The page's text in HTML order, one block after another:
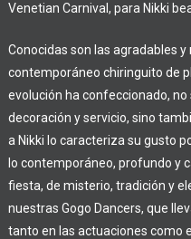
Venetian Carnival, para Nikki
Conocidas son las agradables y
contemporáneo chiringuito de
evolución ha confeccionado,
decoración y servicio, sino
a Nikki lo caracteriza su gusto
lo contemporáneo, profundo y
fiesta, de misterio, tradición y
nuestras Gogo Dancers, que
tanto en las actuaciones como